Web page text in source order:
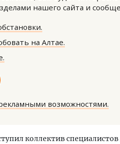
нашего сайта и
на Алтае.
возможностями.
коллектив специалистов
СТРОИТЕЛЬСТВО